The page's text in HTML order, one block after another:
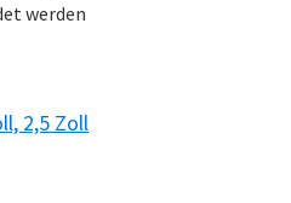
werden
2,5 Zoll